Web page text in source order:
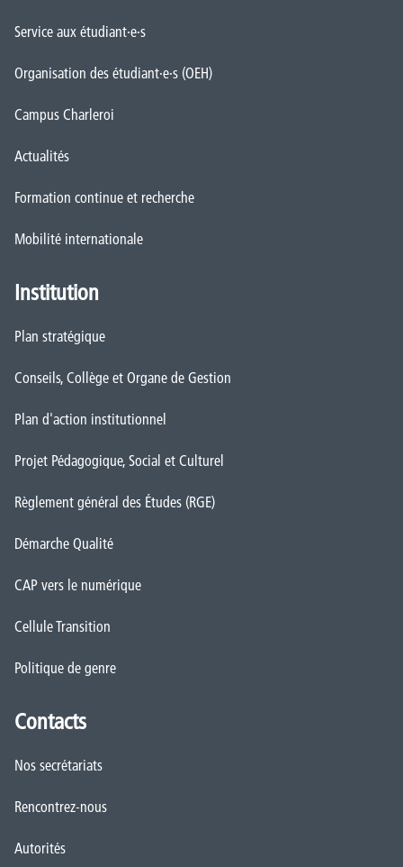
Service aux étudiant·e·s
Organisation des étudiant·e·s (OEH)
Campus Charleroi
Actualités
Formation continue et recherche
Mobilité internationale
Institution
Plan stratégique
Conseils, Collège et Organe de Gestion
Plan d'action institutionnel
Projet Pédagogique, Social et Culturel
Règlement général des Études (RGE)
Démarche Qualité
CAP vers le numérique
Cellule Transition
Politique de genre
Contacts
Nos secrétariats
Rencontrez-nous
Autorités